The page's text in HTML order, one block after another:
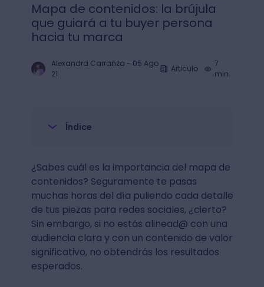
Mapa de contenidos: la brújula
que guiará a tu buyer persona
hacia tu marca
Alexandra Carranza - 05 Ago
21
Articulo
7
min.
Índice
¿Sabes cuál es la importancia del mapa de
contenidos? Seguramente te pasas
muchas horas del día puliendo cada detalle
de tus piezas para redes sociales, ¿cierto?
Sin embargo, si no estás alinead@ con una
audiencia clara y con un contenido de valor
significativo, no obtendrás los resultados
esperados.